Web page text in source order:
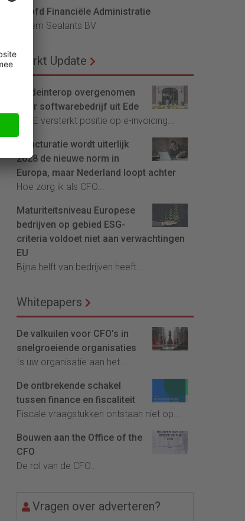
Hoofd Financiële Administratie
Bloem Sealants BV
Markt Update
Tradeinterop overgenomen
door softwarebedrijf uit Ede
4CEE versterkt positie op e-invoicing...
E-facturatie wordt uiterlijk
2028 de nieuwe norm in
Europa, maar Nederland loopt achter
Hoe zorg ik als CFO...
Maturiteitsniveau Europese
bedrijven op gebied ESG-
criteria voldoet niet aan verwachtingen
EU
Bijna helft van bedrijven heeft...
Whitepapers
De valkuilen voor CFO’s in
snelgroeiende organisaties
Is uw organisatie aan het...
De ontbrekende schakel
tussen finance en fiscaliteit
Fiscale vraagstukken ontstaan niet op...
Bouwen aan the Office of the
CFO
De rol van de CFO...
Vragen over adverteren?